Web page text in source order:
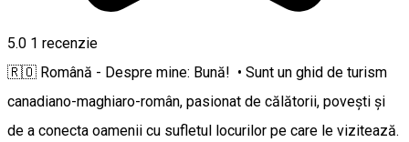
5.0 1 recenzie
🇷🇴 Română - Despre mine: Bună! • Sunt un ghid de turism
canadiano-maghiaro-român, pasionat de călătorii, povești și
de a conecta oamenii cu sufletul locurilor pe care le vizitează.